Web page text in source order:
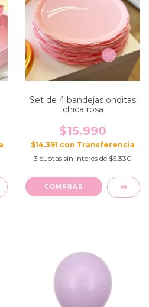
Set de 4 bandejas onditas
chica rosa
$15.990
$14.391 con
3 cuotas sin interés de $5.330